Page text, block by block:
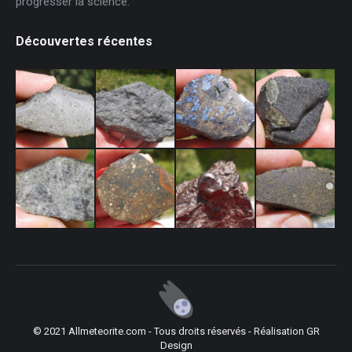
Découvertes récentes
© 2021 Allmeteorite.com - Tous droits réservés - Réalisation GR
Design